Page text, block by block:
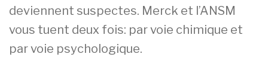
deviennent suspectes. Merck et l’ANSM
vous tuent deux fois: par voie chimique et
par voie psychologique.